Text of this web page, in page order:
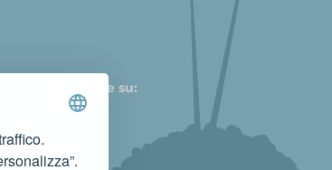
Seguici anche su: